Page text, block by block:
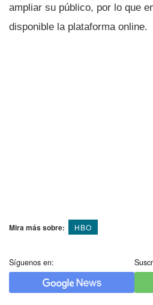
ampliar su público, por lo que
disponible la plataforma online.
Mira más sobre: HBO
Síguenos en: